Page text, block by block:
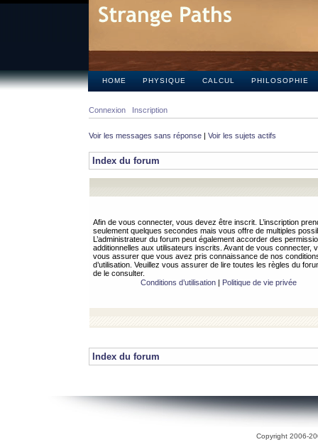
HOME PHYSIQUE CALCUL PHILOSOPHIE
Connexion Inscription
Voir les messages sans réponse | Voir les sujets actifs
Index du forum
Afin de vous connecter, vous devez être inscrit. L’inscription
seulement quelques secondes mais vous offre de multiples
L’administrateur du forum peut également accorder des
additionnelles aux utilisateurs inscrits. Avant de vous connecter,
vous assurer que vous avez pris connaissance de nos
d’utilisation. Veuillez vous assurer de lire toutes les règles du
de le consulter.
Conditions d’utilisation| Politique de vie privée
Index du forum
Copyright 2006-